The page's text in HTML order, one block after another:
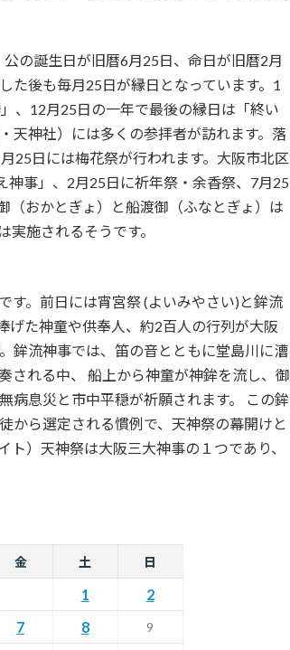
の誕生日が旧暦6月25日、命日が旧暦2月
た後も毎月25日が縁日となっています。1
、12月25日の一年で最後の縁日は「終い
天神社）には多くの参拝者が訪れます。落
25日には梅花祭が行われます。大阪市北区
事」、2月25日に祈年祭・余香祭、7月25
（おかとぎょ）と船渡御（ふなとぎょ）は
施されるそうです。
す。前日には宵宮祭 (よいみやさい)と鉾流
げた神童や供奉人、約2百人の行列が大阪
鉾流神事では、笛の音とともに堂島川に漕
される中、 船上から神童が神鉾を流し、御
病息災と市中平穏が祈願されます。 この鉾
から選定される慣例で、天神祭の幕開けと
）天神祭は大阪三大神事の１つであり、
金 土 日
1
2
7 8 9